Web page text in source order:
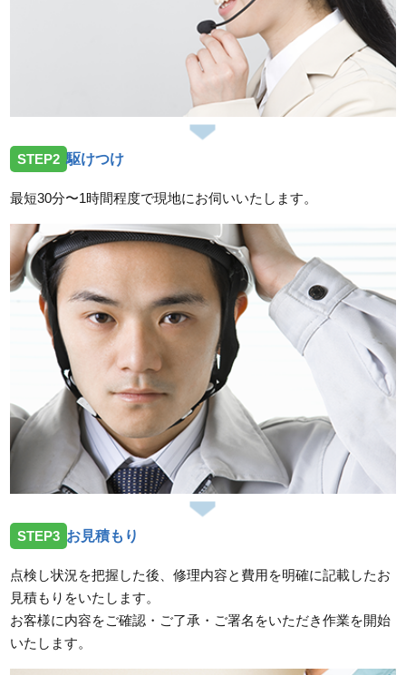
広島県広島市中区舟入へ台所蛇口の交換依頼のためお
広島県呉市焼山へトイレの不具合修理依頼のためお伺
いしました。
2026/07/14
広島県廿日市市友田へ台所蛇口の水漏れ修理依頼のた
めお伺いしました。
スタッフの修理報告や事例の一覧はこちら
STEP2 駆けつけ
最短30分〜1時間程度で現地にお伺いいたします。
STEP3 お見積もり
点検し状況を把握した後、修理内容と費用を明確に記載したお
見積もりをいたします。
お客様に内容をご確認・ご了承・ご署名をいただき作業を開始
いたします。